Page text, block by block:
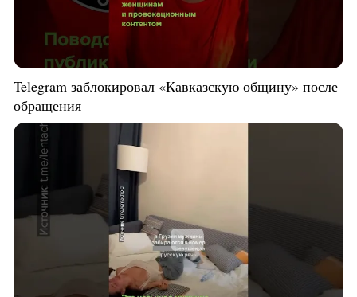
Telegram заблокировал «Кавказскую общину» после
обращения